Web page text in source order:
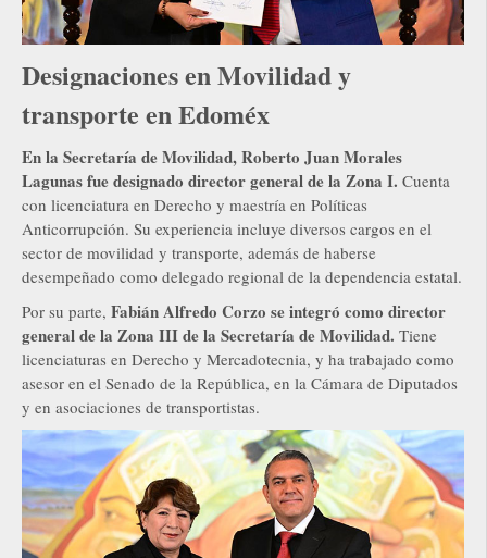
Designaciones en Movilidad y
transporte en Edoméx
En la Secretaría de Movilidad, Roberto Juan Morales
Lagunas fue designado director general de la Zona I. Cuenta
con licenciatura en Derecho y maestría en Políticas
Anticorrupción. Su experiencia incluye diversos cargos en el
sector de movilidad y transporte, además de haberse
desempeñado como delegado regional de la dependencia estatal.
Por su parte, Fabián Alfredo Corzo se integró como director
general de la Zona III de la Secretaría de Movilidad. Tiene
licenciaturas en Derecho y Mercadotecnia, y ha trabajado como
asesor en el Senado de la República, en la Cámara de Diputados
y en asociaciones de transportistas.